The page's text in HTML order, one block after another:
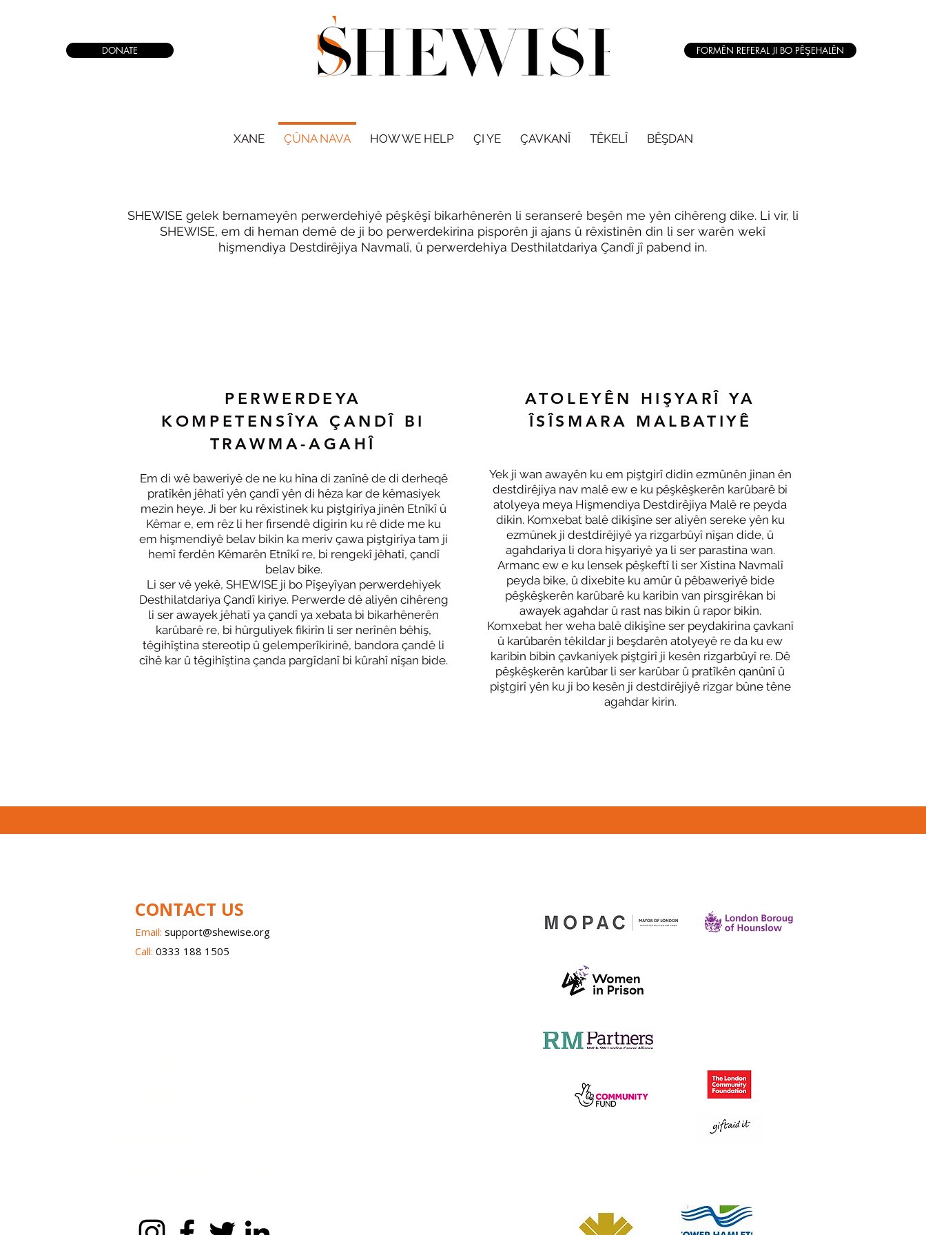
DONATE FORMÊN REFERAL JI BO PÊŞEHALÊN
XANE ÇÛNA NAVA HOW WE HELP ÇI YE ÇAVKANÎ TÊKELÎ BÊŞDAN
SHEWISE gelek bernameyên perwerdehiyê pêşkêşî bikarhênerên li seranserê beşên me yên cihêreng dike. Li vir, li
SHEWISE, em di heman demê de ji bo perwerdekirina pisporên ji ajans û rêxistinên din li ser warên wekî
hişmendiya Destdirêjiya Navmalî, û perwerdehiya Desthilatdariya Çandî jî pabend in.
PERWERDEYA
KOMPETENSÎYA ÇANDÎ BI
TRAWMA-AGAHÎ
Em di wê baweriyê de ne ku hîna di zanînê de di derheqê
pratîkên jêhatî yên çandî yên di hêza kar de kêmasiyek
mezin heye. Ji ber ku rêxistinek ku piştgirîya jinên Etnîkî û
Kêmar e, em rêz li her firsendê digirin ku rê dide me ku
em hişmendiyê belav bikin ka meriv çawa piştgirîya tam ji
hemî ferdên Kêmarên Etnîkî re, bi rengekî jêhatî, çandî
belav bike.
Li ser vê yekê, SHEWISE ji bo Pîşeyîyan perwerdehiyek
Desthilatdariya Çandî kiriye. Perwerde dê aliyên cihêreng
li ser awayek jêhatî ya çandî ya xebata bi bikarhênerên
karûbarê re, bi hûrguliyek fikirîn li ser nerînên bêhiş,
têgihîştina stereotip û gelemperîkirinê, bandora çandê li
cîhê kar û têgihîştina çanda pargîdanî bi kûrahî nîşan bide.
ATOLEYÊN HIŞYARÎ YA
ÎSÎSMARA MALBATIYÊ
Yek ji wan awayên ku em piştgirî didin ezmûnên jinan ên
destdirêjiya nav malê ew e ku pêşkêşkerên karûbarê bi
atolyeya meya Hişmendiya Destdirêjiya Malê re peyda
dikin. Komxebat balê dikişîne ser aliyên sereke yên ku
ezmûnek ji destdirêjiyê ya rizgarbûyî nîşan dide, û
agahdariya li dora hişyariyê ya li ser parastina wan.
Armanc ew e ku lensek pêşkeftî li ser Xistina Navmalî
peyda bike, û dixebite ku amûr û pêbaweriyê bide
pêşkêşkerên karûbarê ku karibin van pirsgirêkan bi
awayek agahdar û rast nas bikin û rapor bikin.
Komxebat her weha balê dikişîne ser peydakirina çavkanî
û karûbarên têkildar ji beşdarên atolyeyê re da ku ew
karibin bibin çavkaniyek piştgirî ji kesên rizgarbûyî re. Dê
pêşkêşkerên karûbar li ser karûbar û pratîkên qanûnî û
piştgirî yên ku ji bo kesên ji destdirêjiyê rizgar bûne têne
agahdar kirin.
CONTACT US
Email: support@shewise.org
Call: 0333 188 1505